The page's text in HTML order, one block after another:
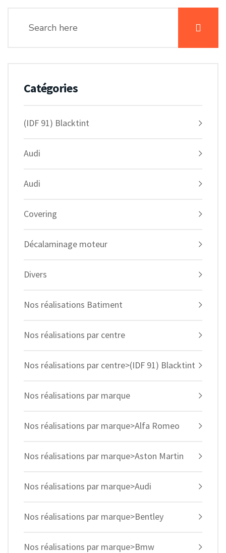
Catégories
(IDF 91) Blacktint
Audi
Audi
Covering
Décalaminage moteur
Divers
Nos réalisations Batiment
Nos réalisations par centre
Nos réalisations par centre>(IDF 91) Blacktint
Nos réalisations par marque
Nos réalisations par marque>Alfa Romeo
Nos réalisations par marque>Aston Martin
Nos réalisations par marque>Audi
Nos réalisations par marque>Bentley
Nos réalisations par marque>Bmw